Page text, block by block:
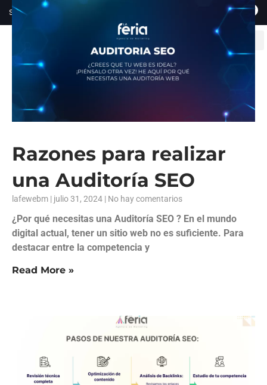
SUSCRÍBETE A NUESTRO BLOG
Razones para realizar
una Auditoría SEO
lafewebm julio 31, 2024 No hay comentarios
¿Por qué necesitas una Auditoría SEO ? En el mundo
digital actual, tener un sitio web no es suficiente. Para
destacar entre la competencia y
Read More »